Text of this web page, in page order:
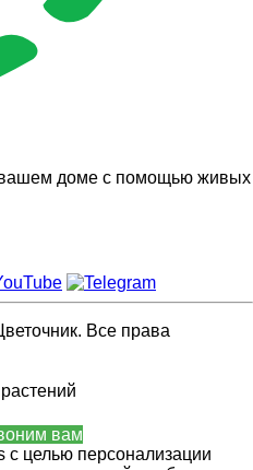
вашем доме с помощью живых
Все права
вам
с целью персонализации